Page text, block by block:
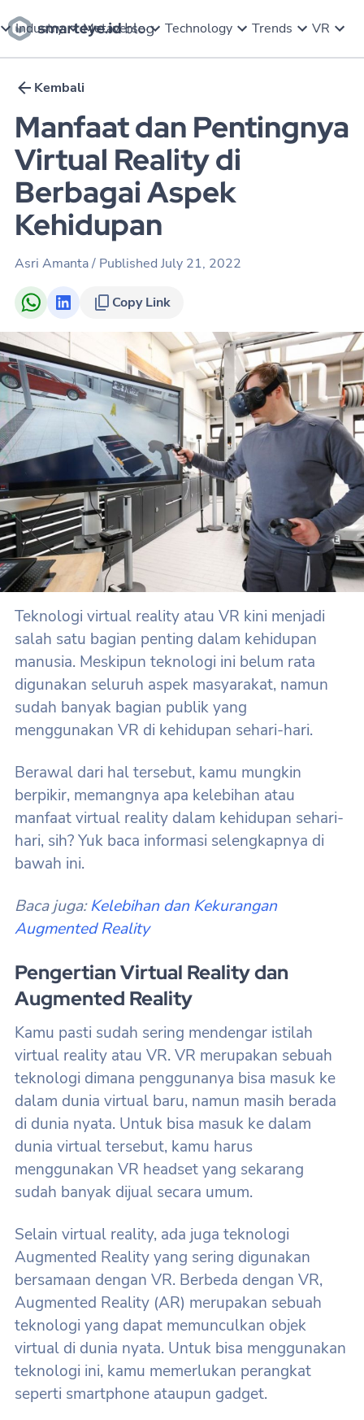
Industry Metaverse Technology Trends VR
Kembali
Manfaat dan Pentingnya
Virtual Reality di
Berbagai Aspek
Kehidupan
Asri Amanta/ Published July 21, 2022
Copy Link
Teknologi virtual reality atau VR kini menjadi
salah satu bagian penting dalam kehidupan
manusia. Meskipun teknologi ini belum rata
digunakan seluruh aspek masyarakat, namun
sudah banyak bagian publik yang
menggunakan VR di kehidupan sehari-hari.
Berawal dari hal tersebut, kamu mungkin
berpikir, memangnya apa kelebihan atau
manfaat virtual reality dalam kehidupan sehari-
hari, sih? Yuk baca informasi selengkapnya di
bawah ini.
Baca juga:Kelebihan dan Kekurangan
Augmented Reality
Pengertian Virtual Reality dan
Augmented Reality
Kamu pasti sudah sering mendengar istilah
virtual reality atau VR. VR merupakan sebuah
teknologi dimana penggunanya bisa masuk ke
dalam dunia virtual baru, namun masih berada
di dunia nyata. Untuk bisa masuk ke dalam
dunia virtual tersebut, kamu harus
menggunakan VR headset yang sekarang
sudah banyak dijual secara umum.
Selain virtual reality, ada juga teknologi
Augmented Reality yang sering digunakan
bersamaan dengan VR. Berbeda dengan VR,
Augmented Reality (AR) merupakan sebuah
teknologi yang dapat memunculkan objek
virtual di dunia nyata. Untuk bisa menggunakan
teknologi ini, kamu memerlukan perangkat
seperti smartphone ataupun gadget.